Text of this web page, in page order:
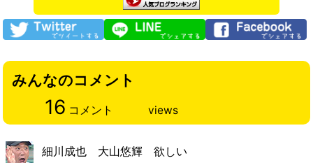
みんなのコメント
16 コメント views
細川成也 大山悠輝 欲しい